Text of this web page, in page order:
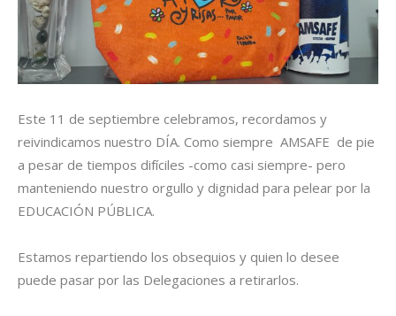
Este 11 de septiembre celebramos, recordamos y
reivindicamos nuestro DÍA. Como siempre AMSAFE de pie
a pesar de tiempos difíciles -como casi siempre- pero
manteniendo nuestro orgullo y dignidad para pelear por la
EDUCACIÓN PÚBLICA.
Estamos repartiendo los obsequios y quien lo desee
puede pasar por las Delegaciones a retirarlos.